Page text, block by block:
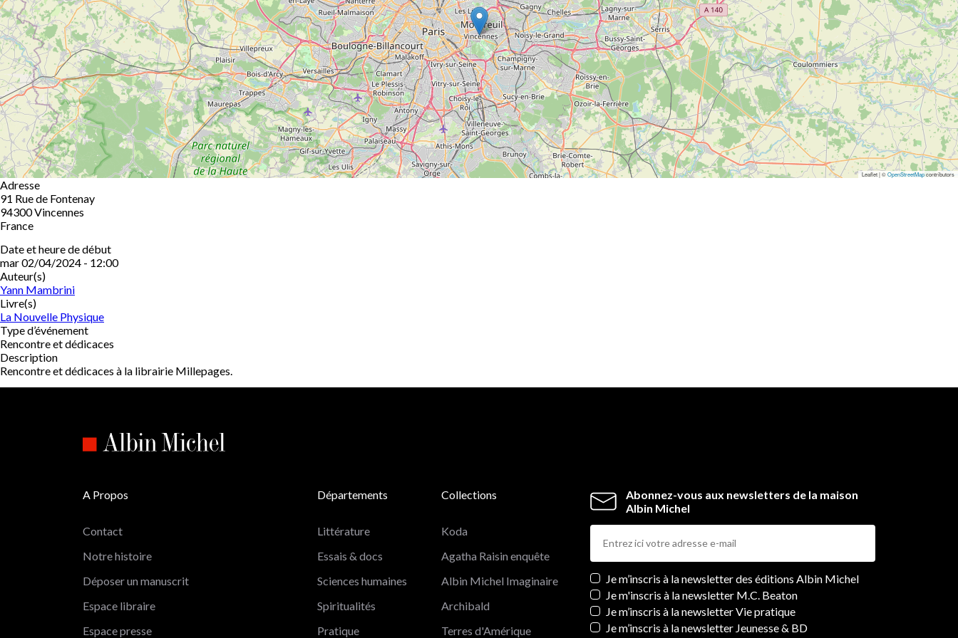
Leaflet | ©OpenStreetMapcontributors
Adresse
91 Rue de Fontenay
94300Vincennes
France
Date et heure de début
mar 02/04/2024 - 12:00
Auteur(s)
Yann Mambrini
Livre(s)
La Nouvelle Physique
Type d’événement
Rencontre et dédicaces
Description
Rencontre et dédicaces à la librairie Millepages.
Abonnez-vous aux newsletters de la maison
Albin Michel
Newsletters
Je m’inscris à la newsletter des éditions Albin Michel
Je m'inscris à la newsletter M.C. Beaton
Je m’inscris à la newsletter Vie pratique
Je m’inscris à la newsletter Jeunesse & BD
A Propos
Contact
Notre histoire
Déposer un manuscrit
Espace libraire
Espace presse
Départements
Littérature
Essais & docs
Sciences humaines
Spiritualités
Pratique
Collections
Koda
Agatha Raisin enquête
Albin Michel Imaginaire
Archibald
Terres d'Amérique